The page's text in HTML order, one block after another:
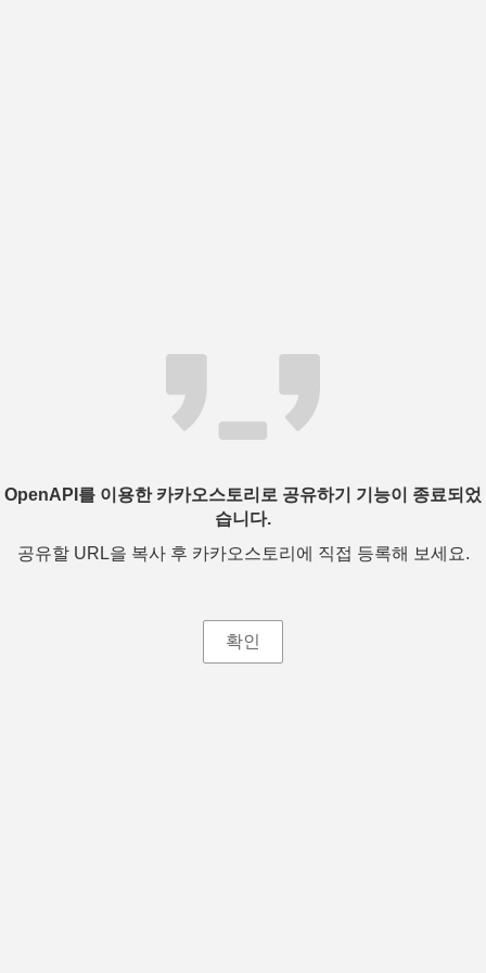
OpenAPI를 이용한 카카오스토리로 공유하기 기능이 종료되었
습니다.
공유할 URL을 복사 후 카카오스토리에 직접 등록해 보세요.
확인